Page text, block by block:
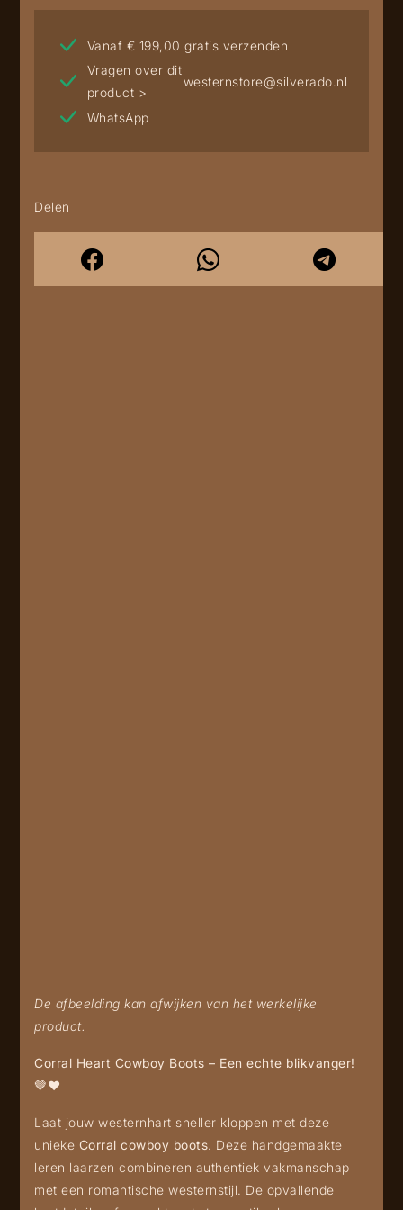
De afbeelding kan afwijken van het werkelijke
product.
Vanaf € 199,00 gratis verzenden
Vragen over dit
product >
westernstore@silverado.nl
WhatsApp
Delen
Corral Heart Cowboy Boots – Een echte blikvanger!
🤎❤️
Laat jouw westernhart sneller kloppen met deze
unieke Corral cowboy boots. Deze handgemaakte
leren laarzen combineren authentiek vakmanschap
met een romantische westernstijl. De opvallende